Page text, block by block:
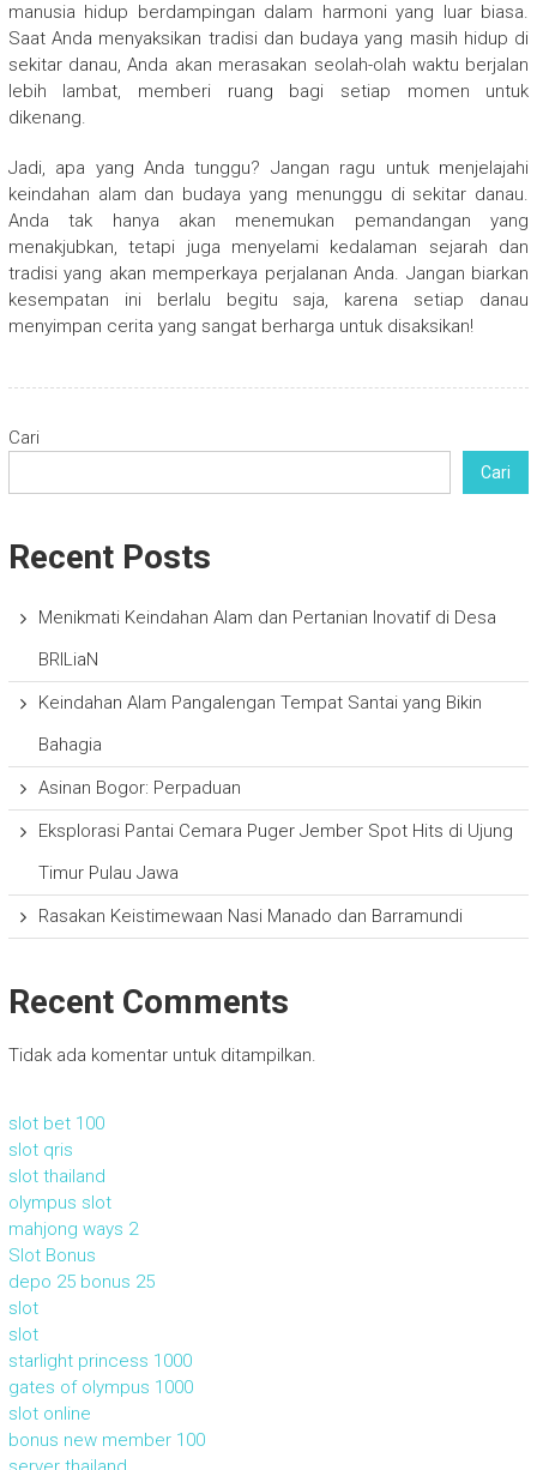
manusia hidup berdampingan dalam harmoni yang luar biasa.
Saat Anda menyaksikan tradisi dan budaya yang masih hidup di
sekitar danau, Anda akan merasakan seolah-olah waktu berjalan
lebih lambat, memberi ruang bagi setiap momen untuk
dikenang.
Jadi, apa yang Anda tunggu? Jangan ragu untuk menjelajahi
keindahan alam dan budaya yang menunggu di sekitar danau.
Anda tak hanya akan menemukan pemandangan yang
menakjubkan, tetapi juga menyelami kedalaman sejarah dan
tradisi yang akan memperkaya perjalanan Anda. Jangan biarkan
kesempatan ini berlalu begitu saja, karena setiap danau
menyimpan cerita yang sangat berharga untuk disaksikan!
Cari
Cari
Recent Posts
Menikmati Keindahan Alam dan Pertanian Inovatif di Desa
BRILiaN
Keindahan Alam Pangalengan Tempat Santai yang Bikin
Bahagia
Asinan Bogor: Perpaduan
Eksplorasi Pantai Cemara Puger Jember Spot Hits di Ujung
Timur Pulau Jawa
Rasakan Keistimewaan Nasi Manado dan Barramundi
Recent Comments
Tidak ada komentar untuk ditampilkan.
slot bet 100
slot qris
slot thailand
olympus slot
mahjong ways 2
Slot Bonus
depo 25 bonus 25
slot
slot
starlight princess 1000
gates of olympus 1000
slot online
bonus new member 100